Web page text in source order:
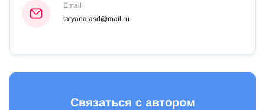
Email
tatyana.asd@mail.ru
Связаться с автором